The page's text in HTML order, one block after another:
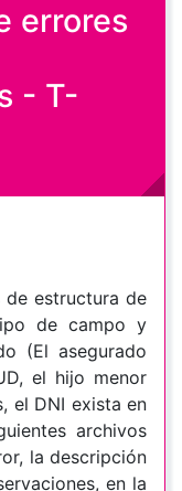
errores
- T-
de estructura de
de campo y
(El asegurado
el hijo menor
el DNI exista en
archivos
la descripción
en la